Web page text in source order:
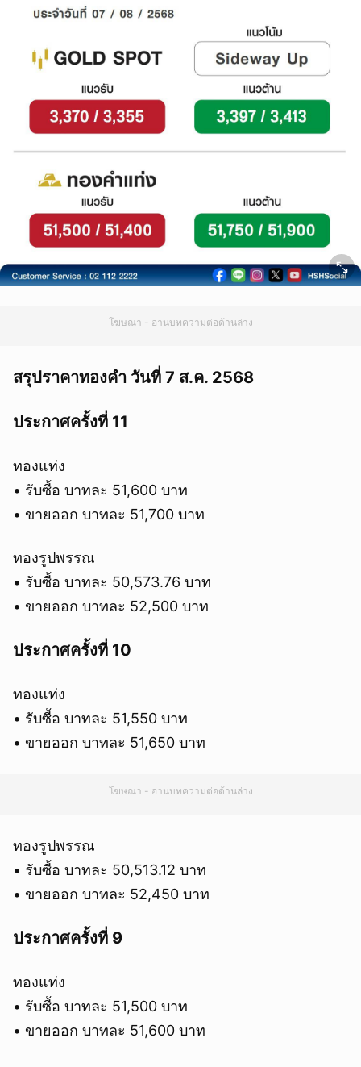
โฆษณา - อ่านบทความต่อด้านล่าง
สรุปราคาทองคำ วันที่ 7 ส.ค. 2568
ประกาศครั้งที่ 11
ทองแท่ง
• รับซื้อ บาทละ 51,600 บาท
• ขายออก บาทละ 51,700 บาท
ทองรูปพรรณ
• รับซื้อ บาทละ 50,573.76 บาท
• ขายออก บาทละ 52,500 บาท
ประกาศครั้งที่ 10
ทองแท่ง
• รับซื้อ บาทละ 51,550 บาท
• ขายออก บาทละ 51,650 บาท
โฆษณา - อ่านบทความต่อด้านล่าง
ทองรูปพรรณ
• รับซื้อ บาทละ 50,513.12 บาท
• ขายออก บาทละ 52,450 บาท
ประกาศครั้งที่ 9
ทองแท่ง
• รับซื้อ บาทละ 51,500 บาท
• ขายออก บาทละ 51,600 บาท